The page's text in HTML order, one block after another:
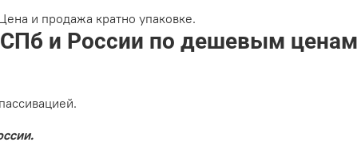
и продажа кратно упаковке.
и России по дешевым ценам